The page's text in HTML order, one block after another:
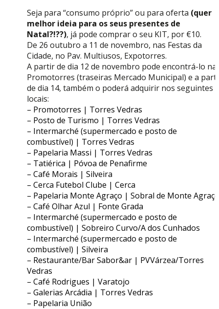
Seja para “consumo próprio” ou para oferta (quer
melhor ideia para os seus presentes de
Natal?!??), já pode comprar o seu KIT, por €10.
De 26 outubro a 11 de novembro, nas Festas da
Cidade, no Pav. Multiusos, Expotorres.
A partir de dia 12 de novembro pode encontrá-lo na
Promotorres (traseiras Mercado Municipal) e a
de dia 14, também o poderá adquirir nos seguintes
locais:
– Promotorres | Torres Vedras
– Posto de Turismo | Torres Vedras
– Intermarché (supermercado e posto de
combustível) | Torres Vedras
– Papelaria Massi | Torres Vedras
– Tatiérica | Póvoa de Penafirme
– Café Morais | Silveira
– Cerca Futebol Clube | Cerca
– Papelaria Monte Agraço | Sobral de Monte Agraço
– Café Olhar Azul | Fonte Grada
– Intermarché (supermercado e posto de
combustível) | Sobreiro Curvo/A dos Cunhados
– Intermarché (supermercado e posto de
combustível) | Silveira
– Restaurante/Bar Sabor&ar | PVVárzea/Torres
Vedras
– Café Rodrigues | Varatojo
– Galerias Arcádia | Torres Vedras
– Papelaria União